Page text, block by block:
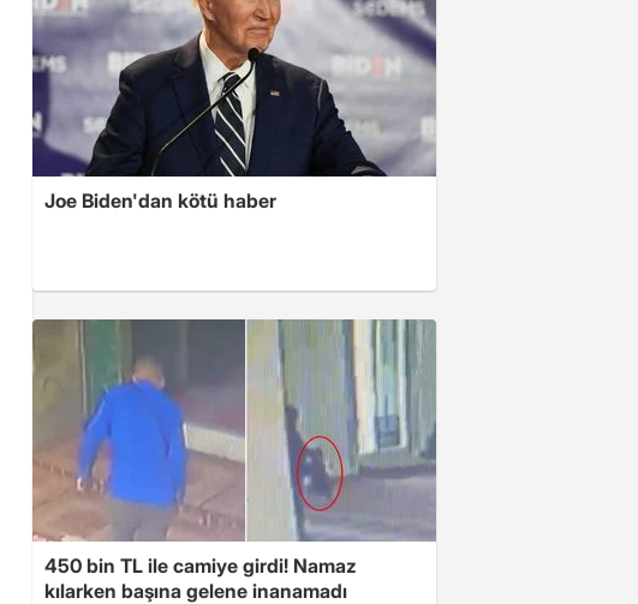
Joe Biden'dan kötü haber
450 bin TL ile camiye girdi! Namaz
kılarken başına gelene inanamadı